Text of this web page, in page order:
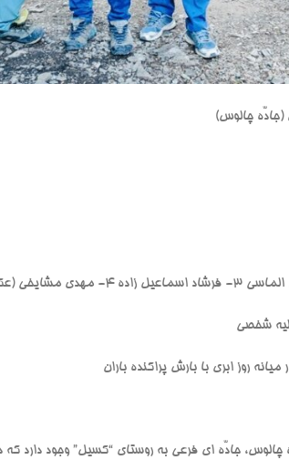
(جادّه چالوس)
شخصی
روز ابری با بارش پراکنده باران
کیلومتری جادّه چالوس، جادّه ای فرعی به روستای “کسیل”